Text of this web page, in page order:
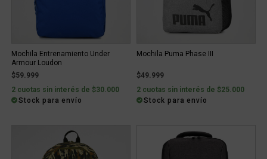
Mochila Entrenamiento Under
Armour Loudon
$59.999
2 cuotas sin interés de $30.000
Stock para envío
Mochila Puma Phase III
$49.999
2 cuotas sin interés de $25.000
Stock para envío